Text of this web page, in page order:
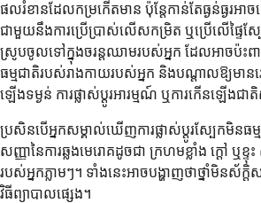
ផលរំខានដែលកម្រកើតមាន ប៉ុន្តែកាន់តែធ្ងន់ធ្ងរអ
ជាមួយនឹងការប្រើប្រាស់លើសកម្រិត ឬប្រើលើផ្ទៃស្ប
ស្រូបចូលទៅក្នុងចរន្តឈាមរបស់អ្នក ដែលអាចប៉ះ
ធម្មជាតិរបស់រាងកាយរបស់អ្នក និងបណ្តាលឱ្យមាន
ឡើងទម្ងន់ ការផ្លាស់ប្តូរអារម្មណ៍ ឬការកើនឡើងជា
ប្រសិនបើអ្នកសម្គាល់ឃើញការផ្លាស់ប្តូរស្បែកមិនធម្
សញ្ញានៃការឆ្លងមេរោគដូចជា ក្រហមខ្លាំង ក្តៅ ឬខ្
របស់អ្នកភ្លាមៗ។ ទាំងនេះអាចបង្ហាញថាថ្នាំមិនស័ក្តិ
វិធីព្យាបាលផ្សេង។